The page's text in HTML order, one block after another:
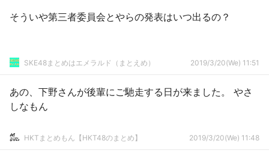
そういや第三者委員会とやらの発表はいつ出るの？
SKE48まとめはエメラルド（まとえめ） 2019/3/20(We) 11:51
あの、下野さんが後輩にご馳走する日が来ました。 やさ
しなもん
HKTまとめもん【HKT48のまとめ】 2019/3/20(We) 11:48